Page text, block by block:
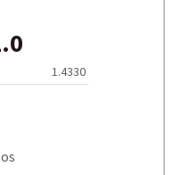
1.4330